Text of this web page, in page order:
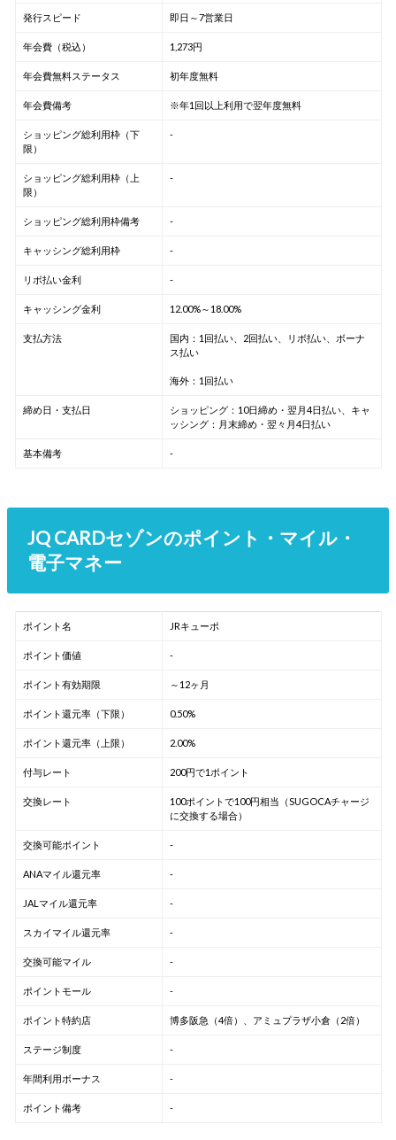
発行スピード 即日～7営業日
年会費（税込） 1,273円
年会費無料ステータス 初年度無料
年会費備考 ※年1回以上利用で翌年度無料
ショッピング総利用枠（下
限）
-
ショッピング総利用枠（上
限）
-
ショッピング総利用枠備考 -
キャッシング総利用枠 -
リボ払い金利 -
キャッシング金利 12.00%～18.00%
支払方法
国内：1回払い、2回払い、リボ払い、ボーナ
ス払い
海外：1回払い
締め日・支払日
ショッピング：10日締め・翌月4日払い、キャ
ッシング：月末締め・翌々月4日払い
基本備考 -
JQ CARDセゾンのポイント・マイル・
電子マネー
ポイント名 JRキューポ
ポイント価値 -
ポイント有効期限 ～12ヶ月
ポイント還元率（下限） 0.50%
ポイント還元率（上限） 2.00%
付与レート 200円で1ポイント
交換レート
100ポイントで100円相当（SUGOCAチャージ
に交換する場合）
交換可能ポイント -
ANAマイル還元率 -
JALマイル還元率 -
スカイマイル還元率 -
交換可能マイル -
ポイントモール -
ポイント特約店 博多阪急（4倍）、アミュプラザ小倉（2倍）
ステージ制度 -
年間利用ボーナス -
ポイント備考 -